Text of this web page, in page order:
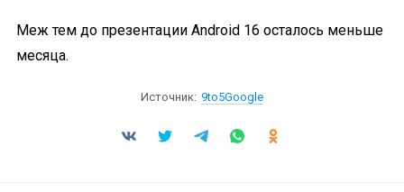
Меж тем до презентации Android 16 осталось меньше
месяца.
Источник: 9to5Google